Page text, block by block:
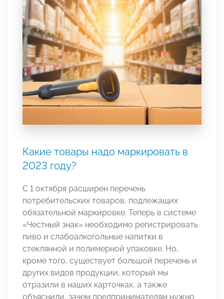
Какие товары надо маркировать в
2023 году?
С 1 октября расширен перечень
потребительских товаров, подлежащих
обязательной маркировке. Теперь в системе
«Честный знак» необходимо регистрировать
пиво и слабоалкогольные напитки в
стеклянной и полимерной упаковке. Но,
кроме того, существует большой перечень и
других видов продукции, который мы
отразили в наших карточках, а также
объяснили, зачем предпринимателям нужно